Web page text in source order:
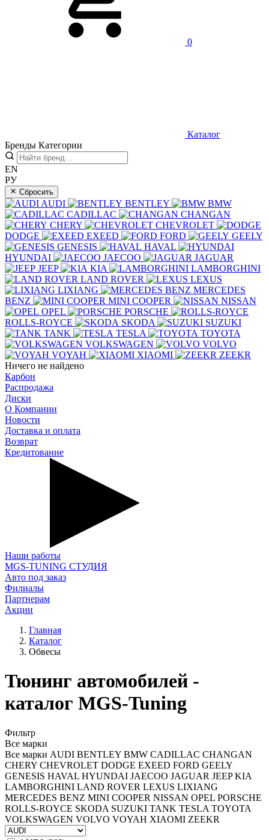
0
Каталог
Бренды Категории
EN
РУ
Сбросить
AUDI BENTLEY
BMW
CADILLAC
CHANGAN
CHERY
CHEVROLET
DODGE
EXEED FORD
GEELY
GENESIS
HAVAL
HYUNDAI
JAECOO
JAGUAR
JEEP
KIA
LAMBORGHINI
LAND ROVER
LEXUS
LIXIANG
MERCEDES
BENZ
MINI COOPER
NISSAN
OPEL
PORSCHE
ROLLS-ROYCE
SKODA
SUZUKI
TANK
TESLA
TOYOTA
VOLKSWAGEN
VOLVO
VOYAH
XIAOMI
ZEEKR
Ничего не найдено
Карбон
Распродажа
Диски
О Компании
Новости
Доставка и оплата
Возврат
Кредитование
Наши работы
MGS-TUNING СТУДИЯ
Авто под заказ
Филиалы
Партнерам
Акции
Главная
Каталог
Обвесы
Тюнинг автомобилей -
каталог MGS-Tuning
Фильтр
Все марки
Все марки AUDI BENTLEY BMW CADILLAC CHANGAN
CHERY CHEVROLET DODGE EXEED FORD GEELY
GENESIS HAVAL HYUNDAI JAECOO JAGUAR JEEP KIA
LAMBORGHINI LAND ROVER LEXUS LIXIANG
MERCEDES BENZ MINI COOPER NISSAN OPEL PORSCHE
ROLLS-ROYCE SKODA SUZUKI TANK TESLA TOYOTA
VOLKSWAGEN VOLVO VOYAH XIAOMI ZEEKR